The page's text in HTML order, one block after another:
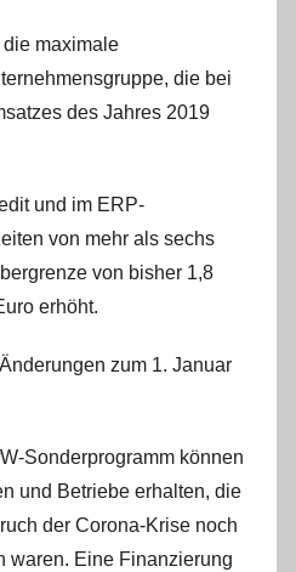
maximale
die bei
des Jahres 2019
und im ERP-
von mehr als sechs
von bisher 1,8
erhöht.
zum 1. Januar
Sonderprogramm können
und Betriebe erhalten, die
der Corona-Krise noch
waren. Eine Finanzierung